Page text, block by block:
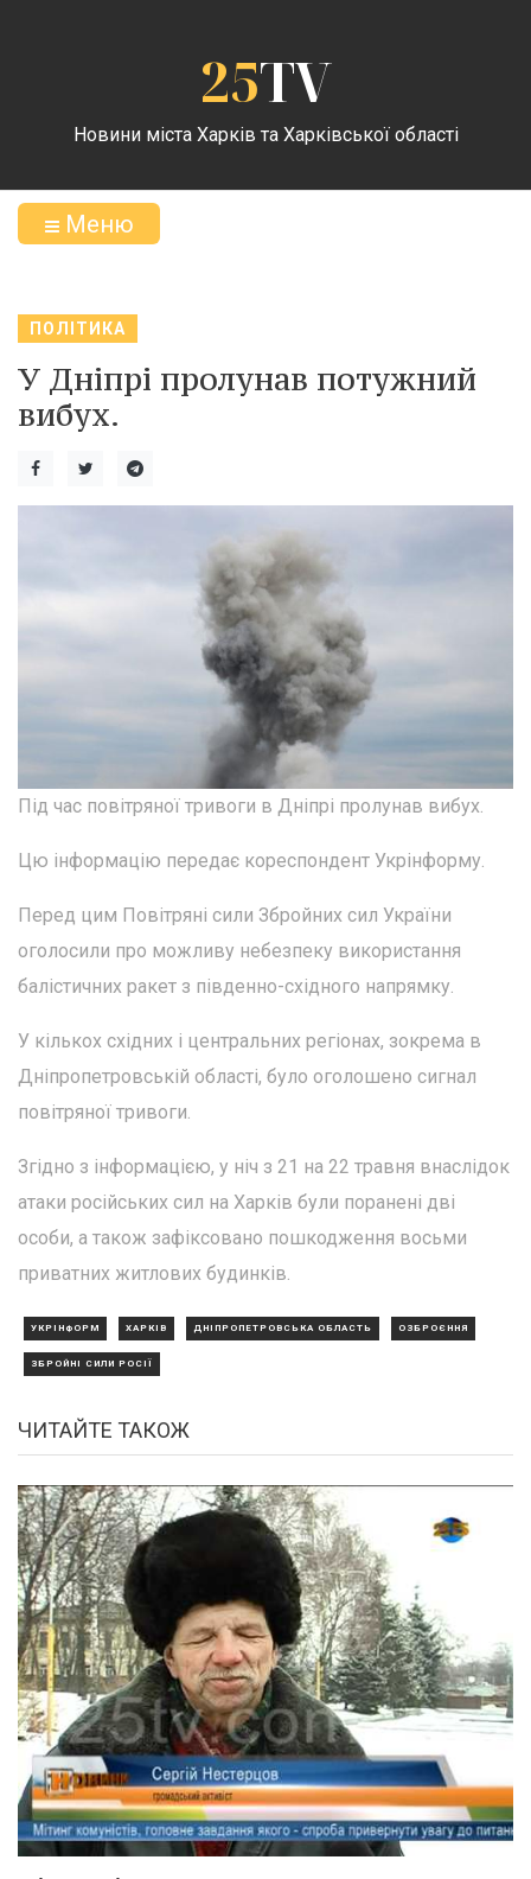
25TV
Новини міста Харків та Харківської області
Меню
ПОЛІТИКА
У Дніпрі пролунав потужний
вибух.
Під час повітряної тривоги в Дніпрі пролунав вибух.
Цю інформацію передає кореспондент Укрінформу.
Перед цим Повітряні сили Збройних сил України
оголосили про можливу небезпеку використання
балістичних ракет з південно-східного напрямку.
У кількох східних і центральних регіонах, зокрема в
Дніпропетровській області, було оголошено сигнал
повітряної тривоги.
Згідно з інформацією, у ніч з 21 на 22 травня внаслідок
атаки російських сил на Харків були поранені дві
особи, а також зафіксовано пошкодження восьми
приватних житлових будинків.
УКРІНФОРМ ХАРКІВ ДНІПРОПЕТРОВСЬКА ОБЛАСТЬ ОЗБРОЄННЯ
ЗБРОЙНІ СИЛИ РОСІЇ
ЧИТАЙТЕ ТАКОЖ